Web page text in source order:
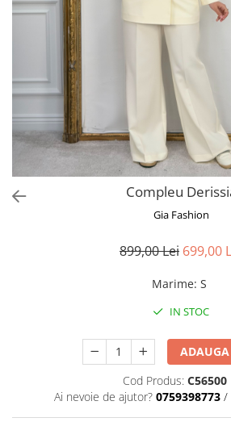
Veste
Paltoane
Sacouri
Traditional
Compleu
Gia Fashion
899,00 Lei 699,00
Marime: S
IN STOC
Cod Produs: C56500
Ai nevoie de ajutor? 0759398773 /